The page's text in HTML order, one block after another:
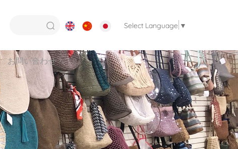
Select Language ▼
お問い合わせ